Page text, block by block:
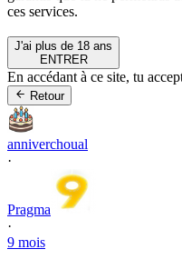
ces services.
J'ai plus de 18 ans
ENTRER
En accédant à ce site, tu
Retour
anniverchoual
·
Pragma
·
9 mois